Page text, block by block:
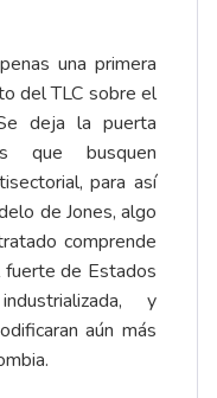
una primera
del TLC sobre el
deja la puerta
que busquen
para así
de Jones, algo
comprende
de Estados
y
aún más